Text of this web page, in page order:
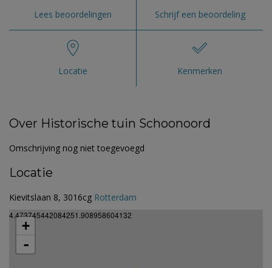
Lees beoordelingen Schrijf een beoordeling
Locatie Kenmerken
Over Historische tuin Schoonoord
Omschrijving nog niet toegevoegd
Locatie
Kievitslaan 8, 3016cg Rotterdam
4.473745442084251.908958604132
+
-